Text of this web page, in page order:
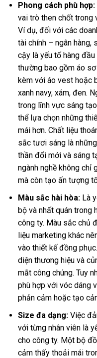
Phong cách phù hợp:
vai trò then chốt trong
Ví dụ, đối với các
tài chính – ngân hàng,
cậy là yếu tố hàng
thường bao gồm áo
kèm với áo vest hoặc
xanh navy, xám, đen.
trong lĩnh vực sáng
thể lựa chọn những
mái hơn. Chất liệu
sắc tươi sáng là
thần đổi mới và sáng
ngành nghề không chỉ
mà còn tạo ấn tượng
Màu sắc hài hòa: Là
bộ và nhất quán trong
công ty. Màu sắc chủ
liệu marketing khác
vào thiết kế đồng
diện thương hiệu và
mắt công chúng. Tuy
phù hợp với vóc dáng
phản cảm hoặc tạo
Size đa dạng: Việc
với từng nhân viên là
cho công ty. Một bộ
cảm thấy thoải mái